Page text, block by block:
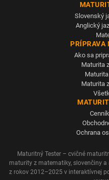
Slovenský
Anglický
PRÍPRAVA
Ako sa
Maturita
Maturita
Ochrana
Maturitný Tester – cvičné
maturity z matematiky, slovenčiny
z rokov 2012–2025 v interaktívnej